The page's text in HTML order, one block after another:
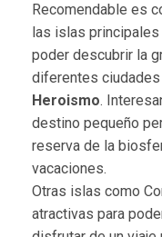
Recomendable es
las islas
poder descubrir la
diferentes
Heroismo.
destino pequeño
reserva de la
vacaciones.
Otras islas como
atractivas para